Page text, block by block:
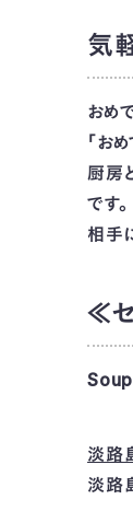
気
おめ
「お
厨房
です。
相手
≪
Soup
淡路
淡路